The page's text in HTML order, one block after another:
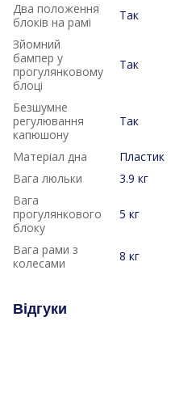
Два положення
блоків на рамі
Так
Зйомний
бампер у
прогулянковому
блоці
Так
Безшумне
регулювання
капюшону
Так
Матеріал дна
Пластик
Вага люльки
3.9 кг
Вага
прогулянкового
блоку
5 кг
Вага рами з
колесами
8 кг
Відгуки